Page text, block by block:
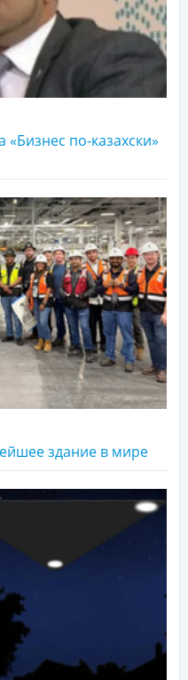
«Бизнес по-казахски»
здание в мире